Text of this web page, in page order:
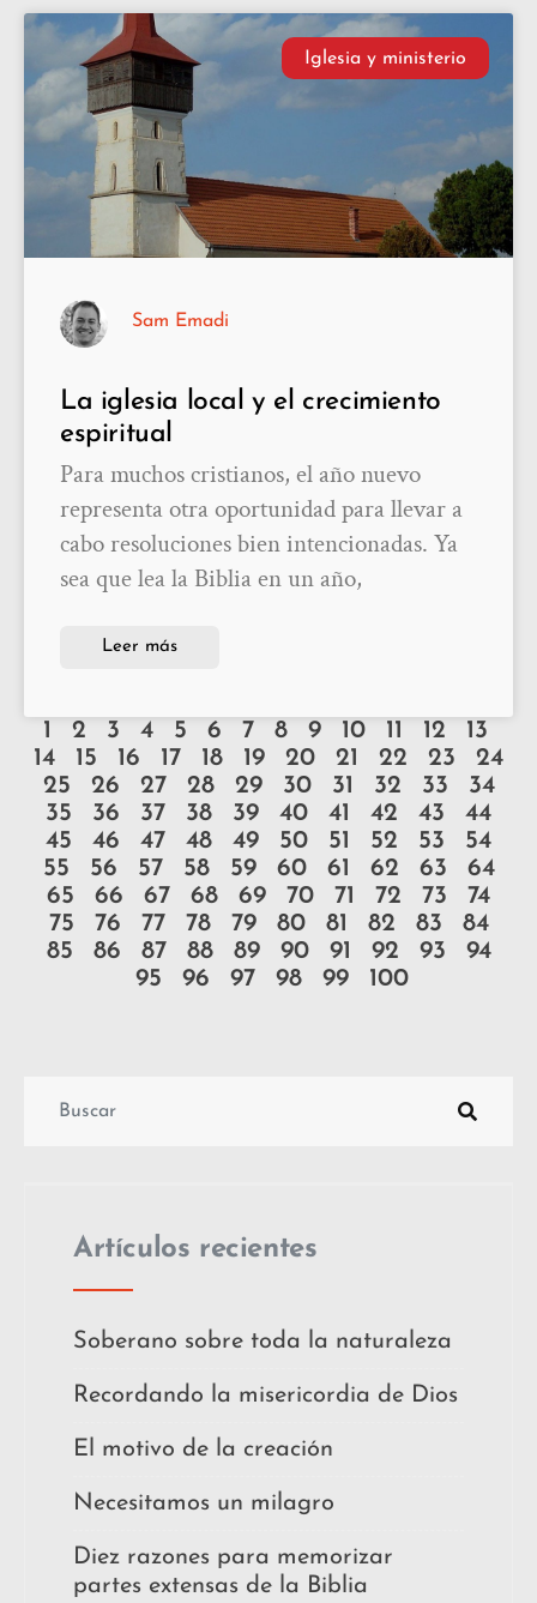
Iglesia y ministerio
La iglesia local y el crecimiento
espiritual
Para muchos cristianos, el año nuevo
representa otra oportunidad para llevar a
cabo resoluciones bien intencionadas. Ya
sea que lea la Biblia en un año,
Leer más
Sam Emadi
1 2 3 4 5 6 7 8 9 10 11 12
13
14
15 16 17 18 19 20 21 22 23
24
25
26 27 28 29 30 31 32 33
34
35
36 37 38 39 40 41 42 43
44
45
46 47 48 49 50 51 52 53
54
55
56 57 58 59 60 61 62 63
64
65
66 67 68 69 70 71 72 73
74
75
76 77 78 79 80 81 82 83
84
85
86 87 88 89 90 91 92 93
94
95
96 97 98 99 100
Artículos recientes
Soberano sobre toda la naturaleza
Recordando la misericordia de Dios
El motivo de la creación
Necesitamos un milagro
Diez razones para memorizar
partes extensas de la Biblia